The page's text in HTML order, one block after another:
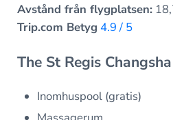
Avstånd från flygplatsen:
Trip.com Betyg 4.9 / 5
The St Regis
Inomhuspool (gratis)